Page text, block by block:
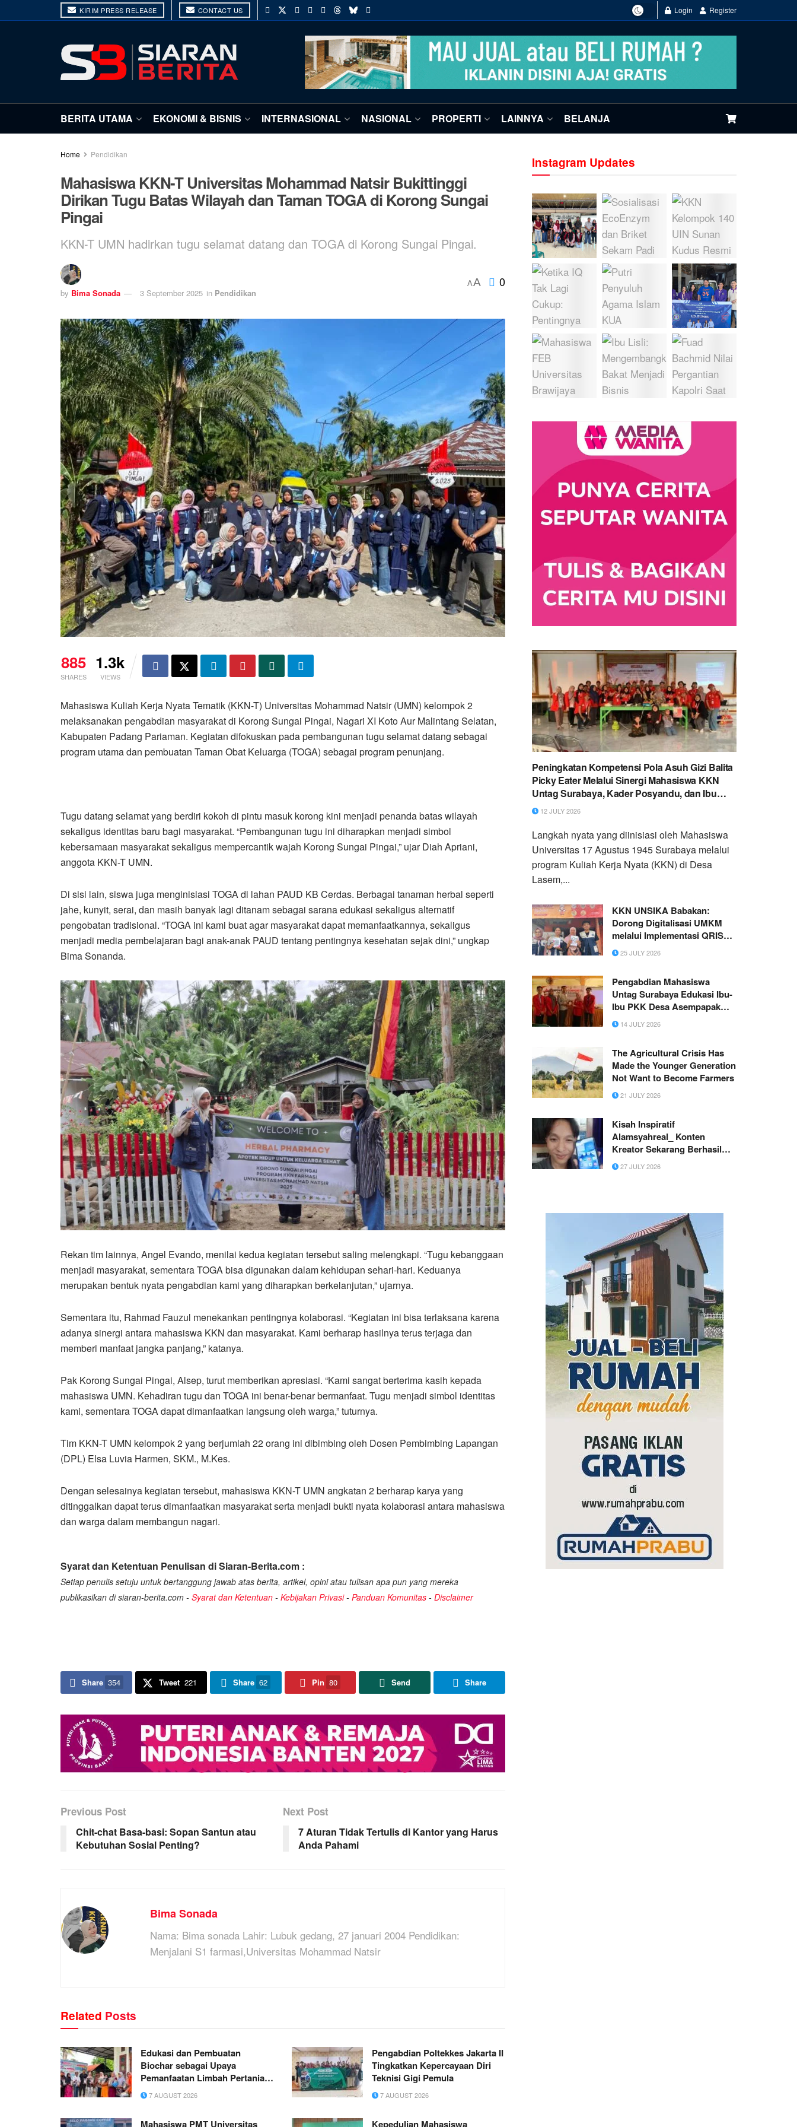
KIRIM PRESS RELEASE CONTACT US Login Register
BERITA UTAMA EKONOMI & BISNIS INTERNASIONAL NASIONAL PROPERTI LAINNYA BELANJA
Home Pendidikan
Mahasiswa KKN-T Universitas Mohammad Natsir Bukittinggi
Dirikan Tugu Batas Wilayah dan Taman TOGA di Korong Sungai
Pingai
KKN-T UMN hadirkan tugu selamat datang dan TOGA di Korong Sungai Pingai.
by Bima Sonada 3 September 2025 in Pendidikan
AA 0
885
SHARES
1.3k
VIEWS
Mahasiswa Kuliah Kerja Nyata Tematik (KKN-T) Universitas Mohammad Natsir (UMN) kelompok 2
melaksanakan pengabdian masyarakat di Korong Sungai Pingai, Nagari XI Koto Aur Malintang Selatan,
Kabupaten Padang Pariaman. Kegiatan difokuskan pada pembangunan tugu selamat datang sebagai
program utama dan pembuatan Taman Obat Keluarga (TOGA) sebagai program penunjang.
Tugu datang selamat yang berdiri kokoh di pintu masuk korong kini menjadi penanda batas wilayah
sekaligus identitas baru bagi masyarakat. “Pembangunan tugu ini diharapkan menjadi simbol
kebersamaan masyarakat sekaligus mempercantik wajah Korong Sungai Pingai,” ujar Diah Apriani,
anggota KKN-T UMN.
Di sisi lain, siswa juga menginisiasi TOGA di lahan PAUD KB Cerdas. Berbagai tanaman herbal seperti
jahe, kunyit, serai, dan masih banyak lagi ditanam sebagai sarana edukasi sekaligus alternatif
pengobatan tradisional. “TOGA ini kami buat agar masyarakat dapat memanfaatkannya, sekaligus
menjadi media pembelajaran bagi anak-anak PAUD tentang pentingnya kesehatan sejak dini,” ungkap
Bima Sonanda.
Rekan tim lainnya, Angel Evando, menilai kedua kegiatan tersebut saling melengkapi. “Tugu kebanggaan
menjadi masyarakat, sementara TOGA bisa digunakan dalam kehidupan sehari-hari. Keduanya
merupakan bentuk nyata pengabdian kami yang diharapkan berkelanjutan,” ujarnya.
Sementara itu, Rahmad Fauzul menekankan pentingnya kolaborasi. “Kegiatan ini bisa terlaksana karena
adanya sinergi antara mahasiswa KKN dan masyarakat. Kami berharap hasilnya terus terjaga dan
memberi manfaat jangka panjang,” katanya.
Pak Korong Sungai Pingai, Alsep, turut memberikan apresiasi. “Kami sangat berterima kasih kepada
mahasiswa UMN. Kehadiran tugu dan TOGA ini benar-benar bermanfaat. Tugu menjadi simbol identitas
kami, sementara TOGA dapat dimanfaatkan langsung oleh warga,” tuturnya.
Tim KKN-T UMN kelompok 2 yang berjumlah 22 orang ini dibimbing oleh Dosen Pembimbing Lapangan
(DPL) Elsa Luvia Harmen, SKM., M.Kes.
Dengan selesainya kegiatan tersebut, mahasiswa KKN-T UMN angkatan 2 berharap karya yang
ditinggalkan dapat terus dimanfaatkan masyarakat serta menjadi bukti nyata kolaborasi antara mahasiswa
dan warga dalam membangun nagari.
Syarat dan Ketentuan Penulisan di Siaran-Berita.com :
Setiap penulis setuju untuk bertanggung jawab atas berita, artikel, opini atau tulisan apa pun yang mereka
publikasikan di siaran-berita.com - Syarat dan Ketentuan - Kebijakan Privasi- Panduan Komunitas - Disclaimer
Share 354 Tweet 221 Share 62 Pin 80 Send Share
Previous Post
Chit-chat Basa-basi: Sopan Santun atau
Kebutuhan Sosial Penting?
Next Post
7 Aturan Tidak Tertulis di Kantor yang Harus
Anda Pahami
Bima Sonada
Nama: Bima sonada Lahir: Lubuk gedang, 27 januari 2004 Pendidikan:
Menjalani S1 farmasi,Universitas Mohammad Natsir
Related Posts
Edukasi dan Pembuatan
Biochar sebagai Upaya
Pemanfaatan Limbah Pertanian
di Gampong Sambongan Baro
7 AUGUST 2026
Pengabdian Poltekkes Jakarta II
Tingkatkan Kepercayaan Diri
Teknisi Gigi Pemula
7 AUGUST 2026
Mahasiswa PMT Universitas Kepedulian Mahasiswa
Instagram Updates
Peningkatan Kompetensi Pola Asuh Gizi Balita
Picky Eater Melalui Sinergi Mahasiswa KKN
Untag Surabaya, Kader Posyandu, dan Ibu
Muda di Desa Lasem, Kecamatan Sidayu,
Kabupaten Gresik
12 JULY 2026
Langkah nyata yang diinisiasi oleh Mahasiswa
Universitas 17 Agustus 1945 Surabaya melalui
program Kuliah Kerja Nyata (KKN) di Desa
Lasem,...
KKN UNSIKA Babakan:
Dorong Digitalisasi UMKM
melalui Implementasi QRIS
dan Google Maps di Desa
Babakan
25 JULY 2026
Pengabdian Mahasiswa
Untag Surabaya Edukasi Ibu-
Ibu PKK Desa Asempapak
Kenali Hoaks AI
14 JULY 2026
The Agricultural Crisis Has
Made the Younger Generation
Not Want to Become Farmers
21 JULY 2026
Kisah Inspiratif
Alamsyahreal_ Konten
Kreator Sekarang Berhasil
Beli HP Berkat Uang Sendiri
27 JULY 2026